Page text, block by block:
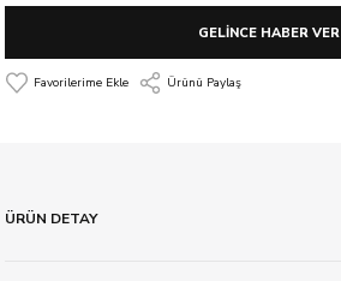
GELİNCE HABER VER
Ürünü Paylaş
ÜRÜN DETAY